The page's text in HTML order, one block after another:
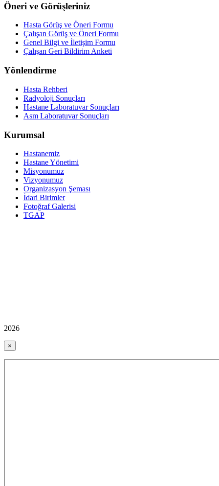
Öneri ve Görüşleriniz
Hasta Görüş ve Öneri Formu
Çalışan Görüş ve Öneri Formu
Genel Bilgi ve İletişim Formu
Çalışan Geri Bildirim Anketi
Yönlendirme
Hasta Rehberi
Radyoloji Sonuçları
Hastane Laboratuvar Sonuçları
Asm Laboratuvar Sonuçları
Kurumsal
Hastanemiz
Hastane Yönetimi
Misyonumuz
Vizyonumuz
Organizasyon Şeması
İdari Birimler
Fotoğraf Galerisi
TGAP
2026
×